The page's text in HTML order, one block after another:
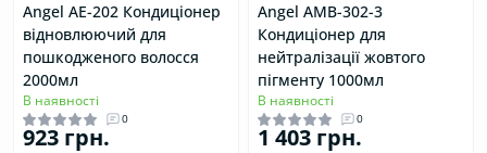
Angel AE-202 Кондиціонер
відновлюючий для
пошкодженого волосся
2000мл
В наявності
0
923 грн.
Angel AMB-302-3
Кондиціонер для
нейтралізації жовтого
пігменту 1000мл
В наявності
0
1 403 грн.